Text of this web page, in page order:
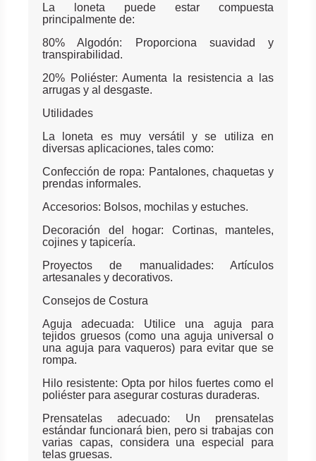
La loneta puede estar compuesta
principalmente de:
80% Algodón: Proporciona suavidad y
transpirabilidad.
20% Poliéster: Aumenta la resistencia a las
arrugas y al desgaste.
Utilidades
La loneta es muy versátil y se utiliza en
diversas aplicaciones, tales como:
Confección de ropa: Pantalones, chaquetas y
prendas informales.
Accesorios: Bolsos, mochilas y estuches.
Decoración del hogar: Cortinas, manteles,
cojines y tapicería.
Proyectos de manualidades: Artículos
artesanales y decorativos.
Consejos de Costura
Aguja adecuada: Utilice una aguja para
tejidos gruesos (como una aguja universal o
una aguja para vaqueros) para evitar que se
rompa.
Hilo resistente: Opta por hilos fuertes como el
poliéster para asegurar costuras duraderas.
Prensatelas adecuado: Un prensatelas
estándar funcionará bien, pero si trabajas con
varias capas, considera una especial para
telas gruesas.